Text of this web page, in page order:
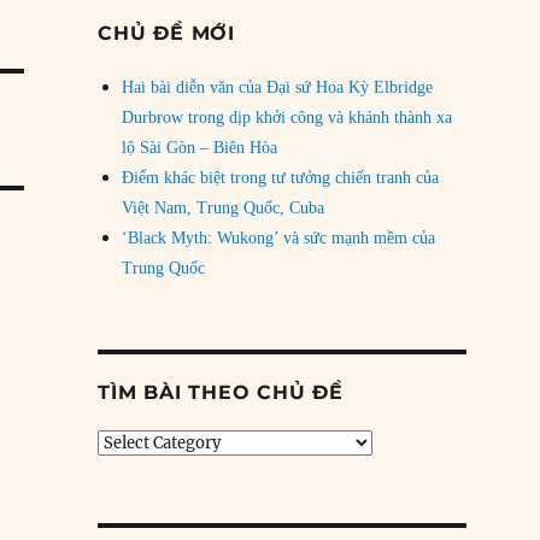
CHỦ ĐỀ MỚI
Hai bài diễn văn của Đại sứ Hoa Kỳ Elbridge
Durbrow trong dịp khởi công và khánh thành xa
lộ Sài Gòn – Biên Hòa
Điểm khác biệt trong tư tưởng chiến tranh của
Việt Nam, Trung Quốc, Cuba
‘Black Myth: Wukong’ và sức mạnh mềm của
Trung Quốc
TÌM BÀI THEO CHỦ ĐỀ
Tìm